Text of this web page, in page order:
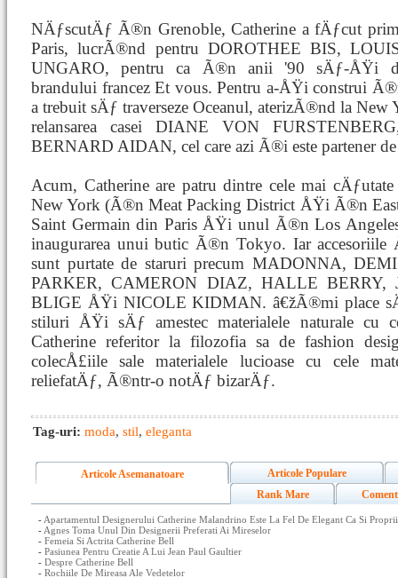
NÄƒscutÄƒ Ã®n Grenoble, Catherine a fÄƒcut
Paris, lucrÃ®nd pentru DOROTHEE BIS,
UNGARO, pentru ca Ã®n anii '90 sÄƒ-ÅŸi
brandului francez Et vous. Pentru a-ÅŸi construi
a trebuit sÄƒ traverseze Oceanul, aterizÃ®nd la New
relansarea casei DIANE VON
BERNARD AIDAN, cel care azi Ã®i este partener
Acum, Catherine are patru dintre cele mai
New York (Ã®n Meat Packing District ÅŸi Ã®n
Saint Germain din Paris ÅŸi unul Ã®n Los
inaugurarea unui butic Ã®n Tokyo. Iar accesoriile
sunt purtate de staruri precum MADONNA,
PARKER, CAMERON DIAZ, HALLE BERRY,
BLIGE ÅŸi NICOLE KIDMAN. â€žÃ®mi place
stiluri ÅŸi sÄƒ amestec materialele naturale cu
Catherine referitor la filozofia sa de fashion
colecÅ£iile sale materialele lucioase cu cele
reliefatÄƒ, Ã®ntr-o notÄƒ bizarÄƒ.
Tag-uri: moda, stil, eleganta
Articole Asemanatoare
Articole Populare
Rank Mare
- Apartamentul Designerului Catherine Malandrino Este La Fel De Elegant Ca Si
- Agnes Toma Unul Din Designerii Preferati Ai Mireselor
- Femeia Si Actrita Catherine Bell
- Pasiunea Pentru Creatie A Lui Jean Paul Gaultier
- Despre Catherine Bell
- Rochiile De Mireasa Ale Vedetelor